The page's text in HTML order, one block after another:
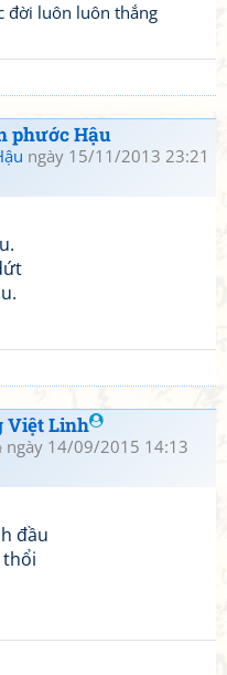
đời luôn luôn thắng
phước Hậu
ngày 15/11/2013 23:21
Việt Linh
ngày 14/09/2015 14:13
đầu
thổi